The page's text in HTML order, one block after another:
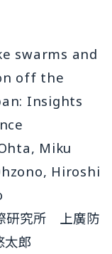
swarms and
off the
Insights
Miku
Hiroshi
研究所 上廣防
郎